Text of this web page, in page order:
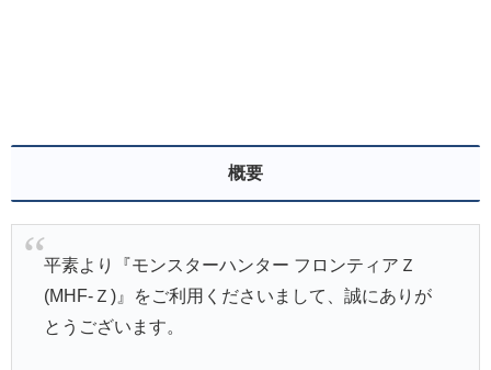
概要
平素より『モンスターハンター フロンティアＺ
(MHF-Ｚ)』をご利用くださいまして、誠にありが
とうございます。